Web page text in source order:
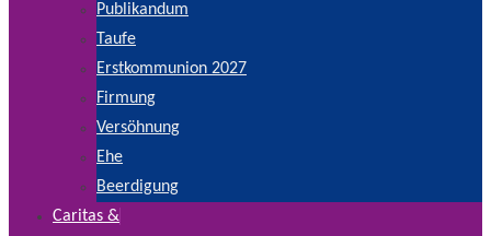
Publikandum
Taufe
Erstkommunion 2027
Firmung
Versöhnung
Ehe
Beerdigung
Caritas &